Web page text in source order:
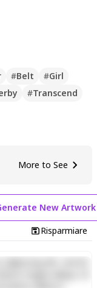
#Belt #Girl
#Transcend
More to See
New Artwork
Risparmiare
elit, sed do